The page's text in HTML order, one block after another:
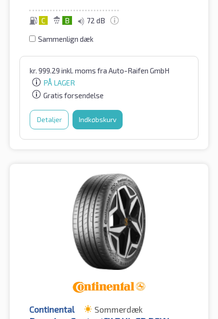
C B 72 dB
Sammenlign dæk
kr. 999.29 inkl. moms fra Auto-Raifen GmbH
PÅ LAGER
Gratis forsendelse
Detaljer Indkøbskurv
Continental Sommerdæk